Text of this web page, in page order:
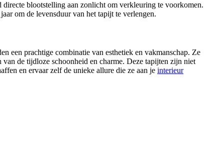
blootstelling aan zonlicht om verkleuring te voorkomen.
om de levensduur van het tapijt te verlengen.
een prachtige combinatie van esthetiek en vakmanschap. Ze
de tijdloze schoonheid en charme. Deze tapijten zijn niet
en ervaar zelf de unieke allure die ze aan je interieur